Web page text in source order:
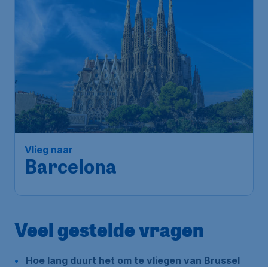
Vlieg naar
Barcelona
Veel gestelde vragen
Hoe lang duurt het om te vliegen van Brussel